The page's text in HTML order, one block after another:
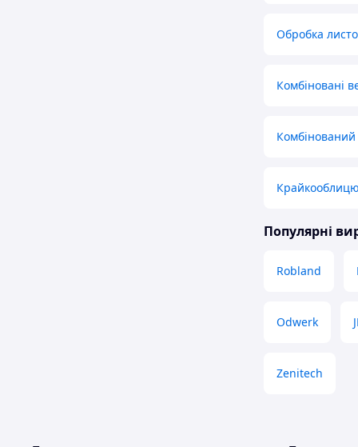
Обробка
Комбіновані
Комбінований
Популярні
Robland
Odwerk
Zenitech